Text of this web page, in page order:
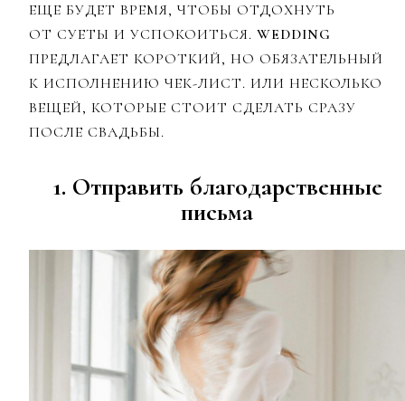
ЕЩЕ БУДЕТ ВРЕМЯ, ЧТОБЫ ОТДОХНУТЬ
ОТ СУЕТЫ И УСПОКОИТЬСЯ. WEDDING
ПРЕДЛАГАЕТ КОРОТКИЙ, НО ОБЯЗАТЕЛЬНЫЙ
К ИСПОЛНЕНИЮ ЧЕК-ЛИСТ. ИЛИ НЕСКОЛЬКО
ВЕЩЕЙ, КОТОРЫЕ СТОИТ СДЕЛАТЬ СРАЗУ
ПОСЛЕ СВАДЬБЫ.
1. Отправить благодарственные
письма